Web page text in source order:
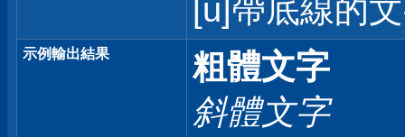
[u]帶底線的
示例輸出結果
粗體文字
斜體文字